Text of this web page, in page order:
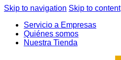
Skip to navigation Skip to content
Servicio a Empresas
Quiénes somos
Nuestra Tienda